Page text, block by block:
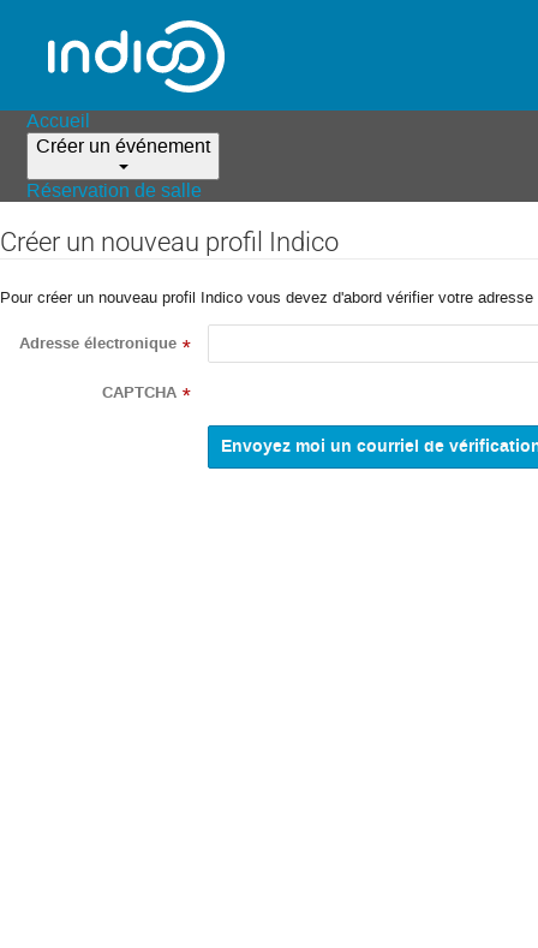
Accueil
Créer un événement
Réservation de salle
Créer un nouveau profil Indico
Pour créer un nouveau profil Indico vous devez d'abord vérifier votre
Adresse électronique *
CAPTCHA *